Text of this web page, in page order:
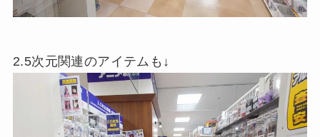
2.5次元関連のアイテムも↓